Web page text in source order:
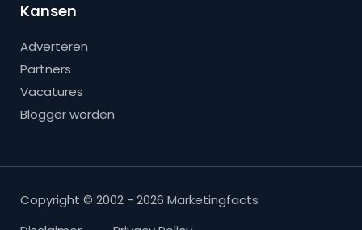
Kansen
Adverteren
Partners
Vacatures
Blogger worden
Copyright © 2002 - 2026 Marketingfacts